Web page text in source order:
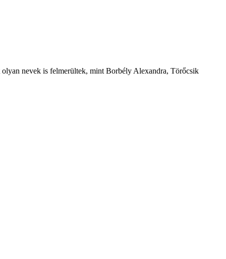
olyan nevek is felmerültek, mint Borbély Alexandra, Törőcsik